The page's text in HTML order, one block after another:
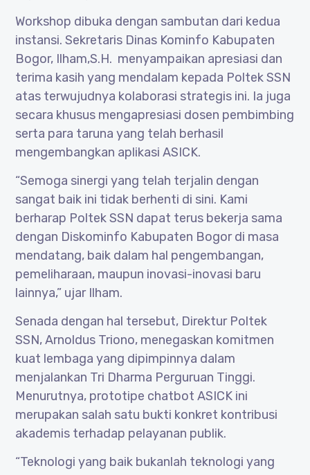
Workshop dibuka dengan sambutan dari kedua
instansi. Sekretaris Dinas Kominfo Kabupaten
Bogor, Ilham,S.H. menyampaikan apresiasi dan
terima kasih yang mendalam kepada Poltek SSN
atas terwujudnya kolaborasi strategis ini. Ia juga
secara khusus mengapresiasi dosen pembimbing
serta para taruna yang telah berhasil
mengembangkan aplikasi ASICK.
“Semoga sinergi yang telah terjalin dengan
sangat baik ini tidak berhenti di sini. Kami
berharap Poltek SSN dapat terus bekerja sama
dengan Diskominfo Kabupaten Bogor di masa
mendatang, baik dalam hal pengembangan,
pemeliharaan, maupun inovasi-inovasi baru
lainnya,” ujar Ilham.
Senada dengan hal tersebut, Direktur Poltek
SSN, Arnoldus Triono, menegaskan komitmen
kuat lembaga yang dipimpinnya dalam
menjalankan Tri Dharma Perguruan Tinggi.
Menurutnya, prototipe chatbot ASICK ini
merupakan salah satu bukti konkret kontribusi
akademis terhadap pelayanan publik.
“Teknologi yang baik bukanlah teknologi yang